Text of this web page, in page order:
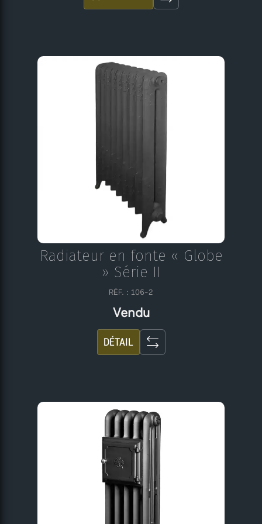
Radiateur en fonte « Globe
» Série II
RÉF. : 106-2
Vendu
DÉTAIL